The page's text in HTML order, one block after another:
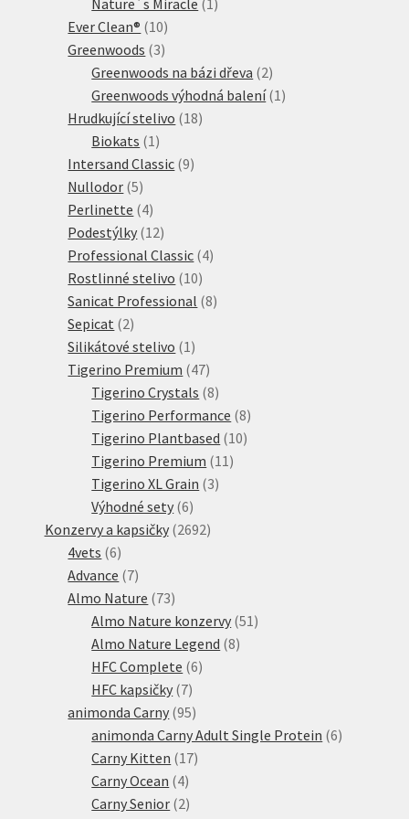
Ever Clean® 1010
produktů
Greenwoods 33
produkty
Greenwoods na bázi dřeva 22
produkty
Greenwoods výhodná balení 1 1
Hrudkující stelivo 1818
Biokats 1 1
produkt
Intersand Classic 99
Nullodor 55
produktů
Perlinette 44
produkty
Podestýlky 1212
produktů
Professional Classic 44
Rostlinné stelivo 1010
produktů
Sanicat Professional 88
Sepicat 22
produkty
Silikátové stelivo 1 1
produkt
Tigerino Premium 4747
produktů
Tigerino Crystals 88
produktů
Tigerino Performance 88
produktů
Tigerino Plantbased 1010
Tigerino Premium 11 11
Tigerino XL Grain 33
Výhodné sety 66
produktů
Konzervy a kapsičky 26922692
4vets 66
produktů
Advance 77
produktů
Almo Nature 7373
produktů
Almo Nature konzervy 51 51
Almo Nature Legend 88
HFC Complete 66
HFC kapsičky 77
produktů
animonda Carny 9595
produktů
animonda Carny Adult Single Protein 66
Carny Kitten 1717
Carny Ocean 44
produkty
Carny Senior 22